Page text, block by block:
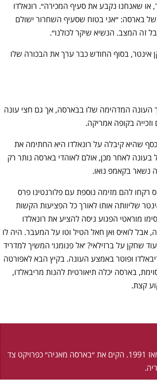
או שאנחנו נקבע את סעיף המכירה״. רונאלדו
של בארסה: ״אני בטוח שסעיף השחרור ישולם
זה המצב. הנשיא שיקר לכולנו״.
הוצג כשחקן אינטר, בסוף החודש כבר ערך את הבכורה שלו
העונה המדהימה שלו בבארסה, אך גם חצי עונה
בקופה אמריקה.
שהיא קיבלה על רונאלדו היא החתימה את
בעונה לאחר מכן, אולם לאוהדי בארסה נותר רק
נשאר בקאמפ נואו.
רקחו להם מזימה נוספת עם פלורנטינו פרס
שליוותה אותו לאורך כל הפציעות הקשות
מוראטי הפגוע ניסה להציע את רונאלדו
לואיס ואן חאל הטיל וטו על המעבר. היה לו
שחקן על ברזילאי? ׳אל פנומנו׳ המשיך למדריד
ופוטר באמצע העונה. בקיץ הבא לאפורטה
בארסה יכלה תיאורטית להנות מריבאלדו,
קצת.
חי ונושם בלאוגרנה מאז 1991. הקים את ״בארסה מאניה״ כפרויקט צד